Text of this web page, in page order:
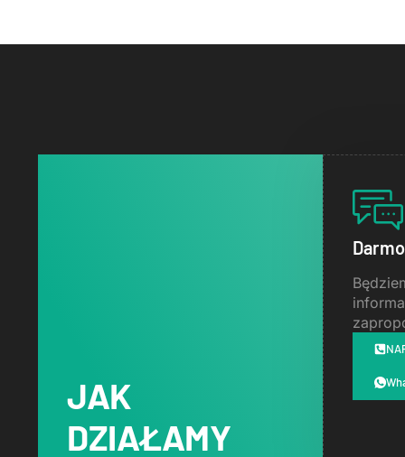
JAK
DZIAŁAMY